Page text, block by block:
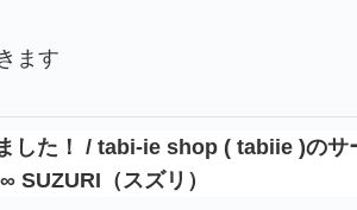
ます
した！ / tabi-ie shop ( tabiie )のサ
SUZURI（スズリ）